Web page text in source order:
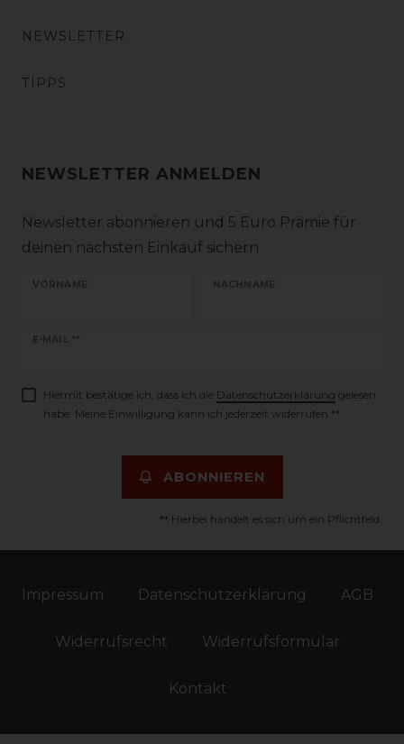
NEWSLETTER
TIPPS
NEWSLETTER ANMELDEN
Newsletter abonnieren und 5 Euro Prämie für
deinen nächsten Einkauf sichern
VORNAME NACHNAME
E-MAIL **
Newsletter
Hiermit bestätige ich, dass ich die Daten­schutz­erklärung gelesen
habe. Meine Einwilligung kann ich jederzeit widerrufen.**
ABONNIEREN
** Hierbei handelt es sich um ein Pflichtfeld.
Impressum Daten­schutz­erklärung AGB
Widerrufs­recht Widerrufs­formular
Kontakt